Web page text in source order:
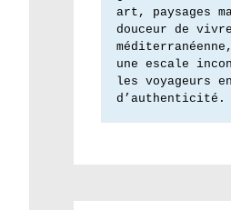
art, paysages
douceur de vivre
une escale
les voyageurs
d’authenticité.